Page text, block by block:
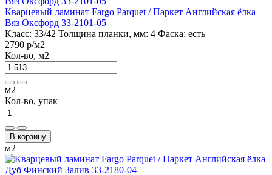
Кварцевый ламинат Fargo Parquet / Паркет Английская ёлка
Вяз Оксфорд 33-2101-05
Класс: 33/42 Толщина планки, мм: 4 Фаска: есть
2790 р/м2
Кол-во, м2
м2
Кол-во, упак
В корзину
м2